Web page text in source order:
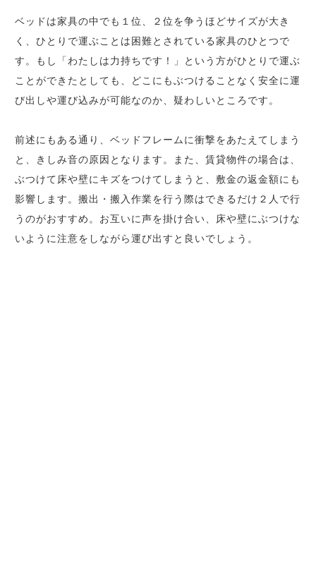
ベッドは家具の中でも１位、２位を争うほどサイズが大き
く、ひとりで運ぶことは困難とされている家具のひとつで
す。もし「わたしは力持ちです！」という方がひとりで運ぶ
ことができたとしても、どこにもぶつけることなく安全に運
び出しや運び込みが可能なのか、疑わしいところです。
前述にもある通り、ベッドフレームに衝撃をあたえてしまう
と、きしみ音の原因となります。また、賃貸物件の場合は、
ぶつけて床や壁にキズをつけてしまうと、敷金の返金額にも
影響します。搬出・搬入作業を行う際はできるだけ２人で行
うのがおすすめ。お互いに声を掛け合い、床や壁にぶつけな
いように注意をしながら運び出すと良いでしょう。